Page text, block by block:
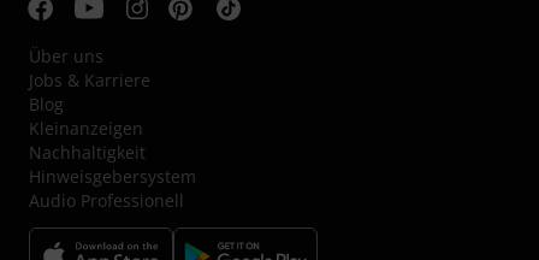
Über uns
Jobs & Karriere
Blog
Kleinanzeigen
Nachhaltigkeit
Hinweisgebersystem
Audio Professionell